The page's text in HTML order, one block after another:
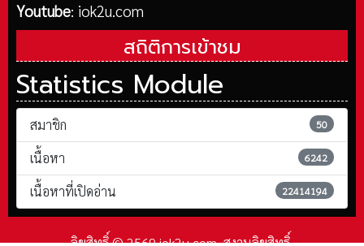
Youtube: iok2u.com
สถิติการเข้าชม
Statistics Module
สมาชิก 50
เนื้อหา 6242
เนื้อหาที่เปิดอ่าน 22414194